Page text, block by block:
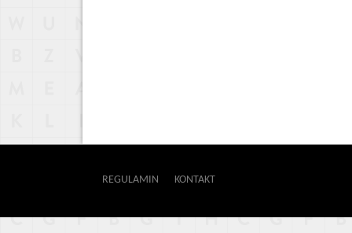
REGULAMIN KONTAKT